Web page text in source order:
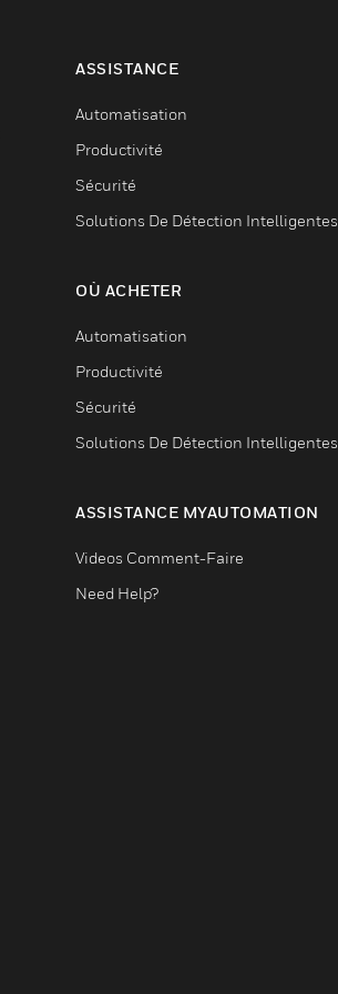
ASSISTANCE
Automatisation
Productivité
Sécurité
Solutions De Détection Intelligentes
OÙ ACHETER
Automatisation
Productivité
Sécurité
Solutions De Détection Intelligentes
ASSISTANCE MYAUTOMATION
Videos Comment-Faire
Need Help?